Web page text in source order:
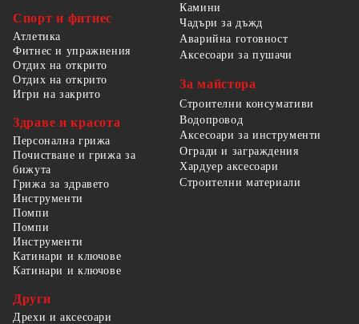
Спорт и фитнес
Атлетика
Фитнес и упражнения
Отдих на открито
Отдих на открито
Игри на закрито
Здраве и красота
Персонална грижа
Почистване и грижа за
бижута
Грижа за здравето
Камини
Чадъри за дъжд
Аварийна готовност
Аксесоари за пушачи
За майстора
Строителни консумативи
Водопровод
Аксесоари за инструменти
Огради и заграждения
Хардуер аксесоари
Строителни материали
Инструменти
Помпи
Помпи
Инструменти
Катинари и ключове
Катинари и ключове
Други
Дрехи и аксесоари